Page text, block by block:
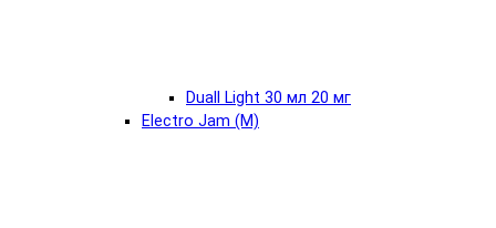
Duall Light 30 мл 20 мг
Electro Jam (М)